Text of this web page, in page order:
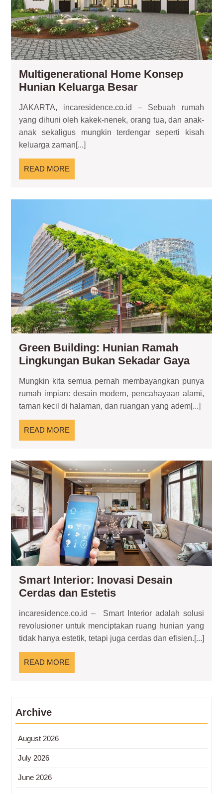
Multigenerational Home Konsep
Hunian Keluarga Besar
Konsep
Hunian
Keluarga
JAKARTA, incaresidence.co.id – Sebuah rumah
yang dihuni oleh kakek-nenek, orang tua, dan anak-
anak sekaligus mungkin terdengar seperti kisah
keluarga zaman[...]
READ MORE
MORE
Green Building: Hunian Ramah
Lingkungan Bukan Sekadar GayaGreen
Mungkin kita semua pernah membayangkan punya
rumah impian: desain modern, pencahayaan alami,
taman kecil di halaman, dan ruangan yang adem[...]
READ MORE
MORE
Smart Interior: Inovasi Desain
Cerdas dan EstetisSmart
Inovasi
Desain
Cerdas
incaresidence.co.id – Smart Interior adalah solusi
revolusioner untuk menciptakan ruang hunian yang
tidak hanya estetik, tetapi juga cerdas dan efisien.[...]
READ MORE
MORE
Archive
August 2026
July 2026
June 2026